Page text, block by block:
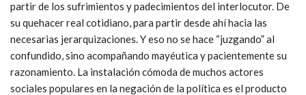
partir de los sufrimientos y padecimientos del interlocutor. De
su quehacer real cotidiano, para partir desde ahí hacia las
necesarias jerarquizaciones. Y eso no se hace “juzgando” al
confundido, sino acompañando mayéutica y pacientemente su
razonamiento. La instalación cómoda de muchos actores
sociales populares en la negación de la política es el producto